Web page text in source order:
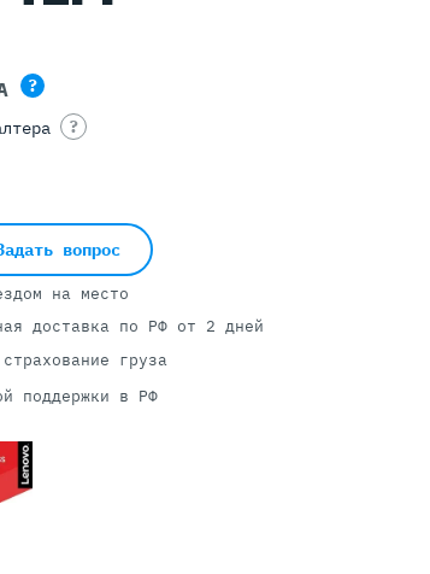
Для Видеонаблюдения
Для ИИ
С GPU
NVIDIA
AMD
GPU Huawei Ascend
GPU
GPU
?
?
вопрос
на место
доставка по РФ от 2 дней
груза
поддержки в РФ